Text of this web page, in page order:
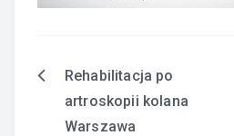
Nawigacja
wpisu
Rehabilitacja po
artroskopii kolana
Warszawa